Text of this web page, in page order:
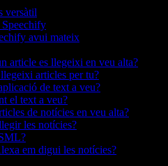
versàtil
avui mateix
article es llegeixi en veu alta?
articles per tu?
de text a veu?
el text a veu?
de notícies en veu alta?
les notícies?
em digui les notícies?